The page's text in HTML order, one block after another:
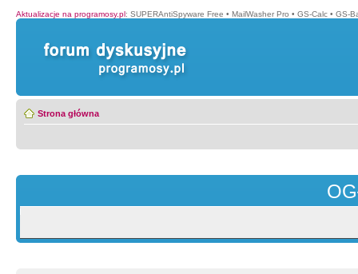
Aktualizacje na programosy.pl: SUPERAntiSpyware Free • MailWasher Pro • GS-Calc • GS-
Strona główna